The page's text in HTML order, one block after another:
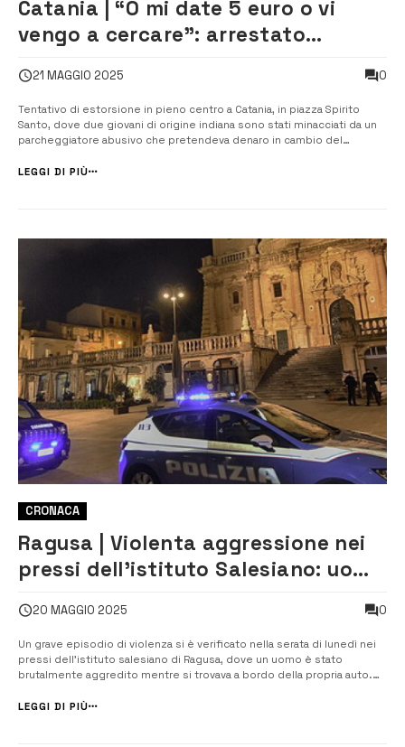
Catania | “O mi date 5 euro o vi
vengo a cercare”: arrestato
21 MAGGIO 2025 0
Tentativo di estorsione in pieno centro a Catania, in piazza Spirito
Santo, dove due giovani di origine indiana sono stati minacciati da un
parcheggiatore abusivo che pretendeva denaro in cambio del
cercare”, avrebbe detto l’uomo, spalleggiato da un ...
LEGGI DI PIÙ
CRONACA
Ragusa | Violenta aggressione nei
pressi dell’istituto Salesiano: uomo
20 MAGGIO 2025 0
Un grave episodio di violenza si è verificato nella serata di lunedì nei
pressi dell’istituto salesiano di Ragusa, dove un uomo è stato
brutalmente aggredito mentre si trovava a bordo della propria auto.
un’altra vettura da cui sono scese alcune persone che, senza
LEGGI DI PIÙ